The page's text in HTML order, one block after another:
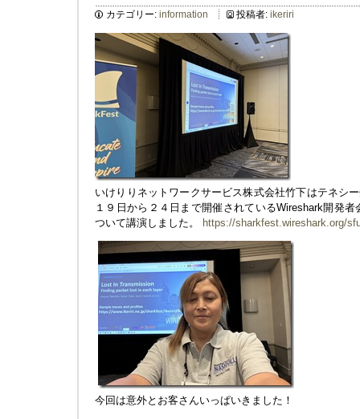
カテゴリー: information 投稿者: ikeriri
いけりりネットワークサービス株式会社竹下はテネシ
１９日から２４日まで開催されているWireshark開発
ついて講演しました。
https://sharkfest.wireshark.org/
今回は意外とお客さんいっぱいきました！